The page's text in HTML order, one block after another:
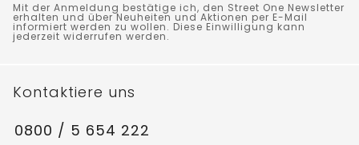
Mit der Anmeldung bestätige ich, den Street One Newsletter
erhalten und über Neuheiten und Aktionen per E-Mail
informiert werden zu wollen. Diese Einwilligung kann
jederzeit widerrufen werden.
Kontaktiere uns
0800 / 5 654 222